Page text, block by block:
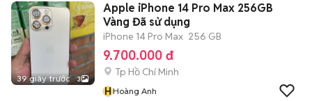
39 giây trước 3
Apple iPhone 14 Pro Max 256GB
Vàng Đã sử dụng
iPhone 14 Pro Max 256 GB
9.700.000 đ
Tp Hồ Chí Minh
HHoàng Anh